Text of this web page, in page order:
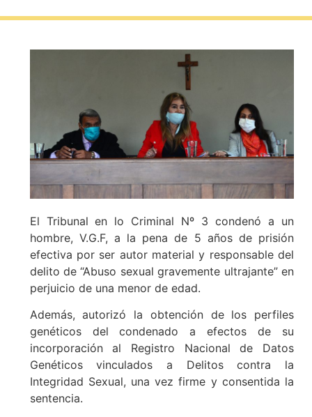
El Tribunal en lo Criminal Nº 3 condenó a un
hombre, V.G.F, a la pena de 5 años de prisión
efectiva por ser autor material y responsable del
delito de “Abuso sexual gravemente ultrajante” en
perjuicio de una menor de edad.
Además, autorizó la obtención de los perfiles
genéticos del condenado a efectos de su
incorporación al Registro Nacional de Datos
Genéticos vinculados a Delitos contra la
Integridad Sexual, una vez firme y consentida la
sentencia.